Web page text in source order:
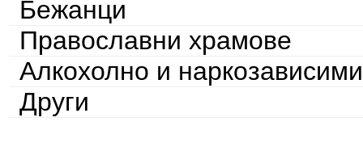
Бежанци
Православни храмове
Алкохолно и наркозависими
Други